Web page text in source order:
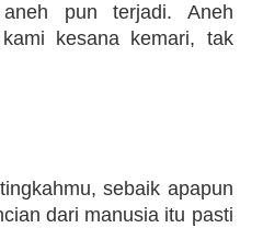
pun terjadi. Aneh
kesana kemari, tak
sebaik apapun
dari manusia itu pasti